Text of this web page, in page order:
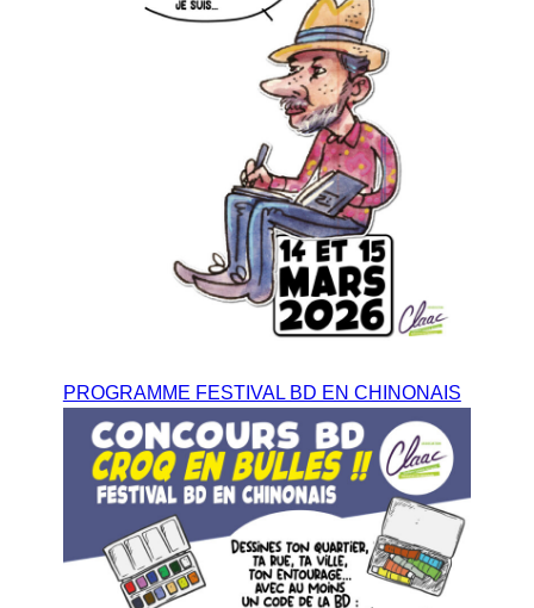
PROGRAMME FESTIVAL BD EN CHINONAIS